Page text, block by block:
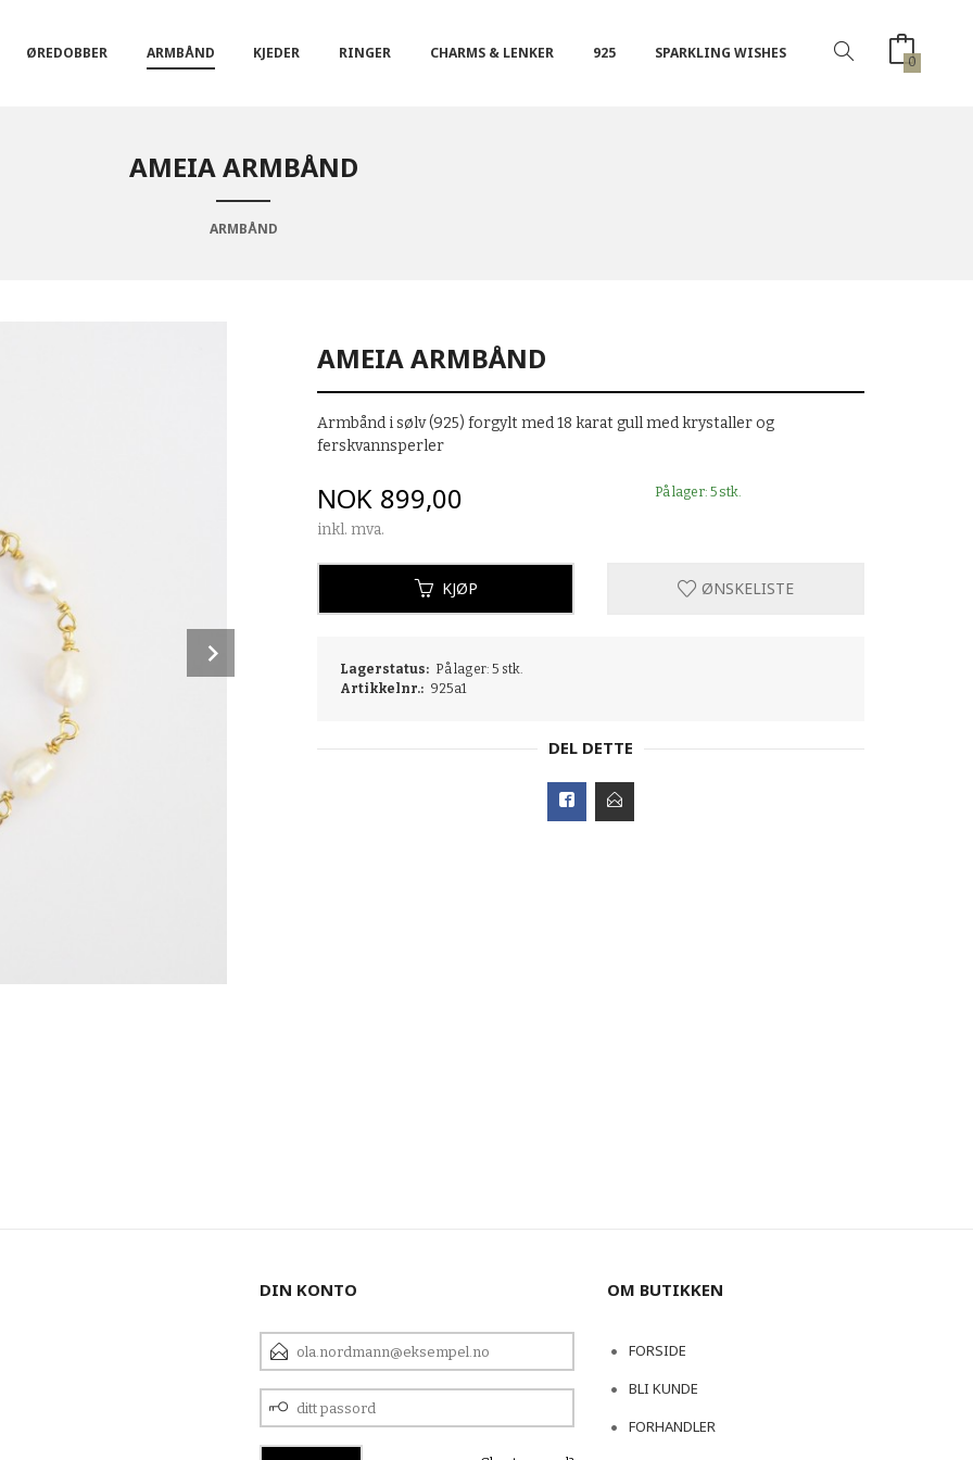
ØREDOBBER ARMBÅND KJEDER RINGER CHARMS & LENKER 925 SPARKLING WISHES 0
AMEIA ARMBÅND
ARMBÅND
AMEIA ARMBÅND
Armbånd i sølv (925) forgylt med 18 karat gull med krystaller og
ferskvannsperler
Pris
NOK 899,00
inkl. mva.
På lager: 5 stk.
KJØP ØNSKELISTE
Lagerstatus: På lager: 5 stk.
Artikkelnr.: 925a1
DEL DETTE
DIN KONTO
POSTADRESSE
DITT
PASSORD
OM BUTIKKEN
FORSIDE
BLI KUNDE
FORHANDLER